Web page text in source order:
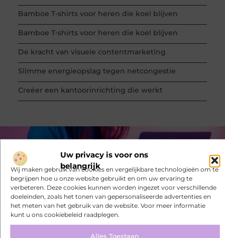
Uw privacy is voor ons
belangrijk
Wij maken gebruik van cookies en vergelijkbare technologieën om te
begrijpen hoe u onze website gebruikt en om uw ervaring te
verbeteren. Deze cookies kunnen worden ingezet voor verschillende
doeleinden, zoals het tonen van gepersonaliseerde advertenties en
het meten van het gebruik van de website. Voor meer informatie
kunt u ons cookiebeleid raadplegen.
Alles Toestaan
Bamboe T-shirts voor heren die koel blijven
Bamboe T-shirts voor heren die koel blijven
De kracht van visuele contentmarketing
Slimme energieopslag tegen netcongestie
Creëer een kantoorinrichting die werkt
VORIGE